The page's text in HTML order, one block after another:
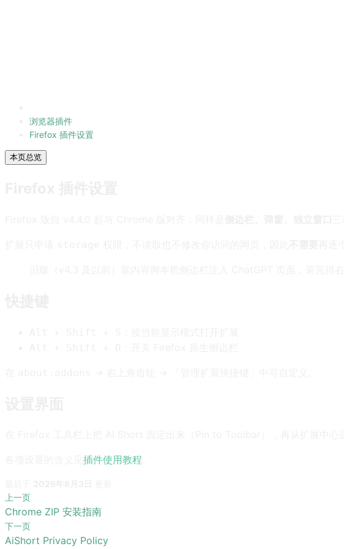
浏览器插件
Firefox 插件设置
本页总览
插件使用教程
上一页
Chrome ZIP 安装指南
下一页
AiShort Privacy Policy